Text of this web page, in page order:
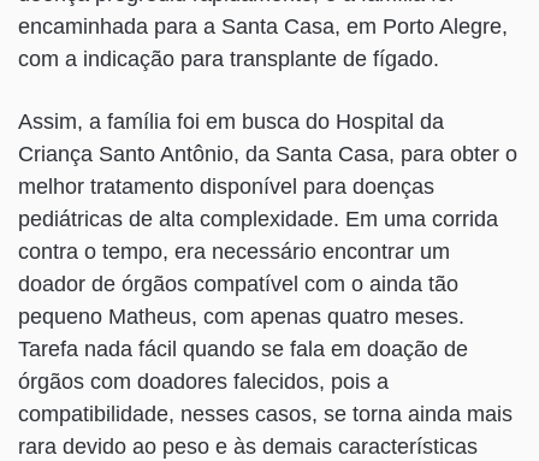
encaminhada para a Santa Casa, em Porto Alegre,
com a indicação para transplante de fígado.
Assim, a família foi em busca do Hospital da
Criança Santo Antônio, da Santa Casa, para obter o
melhor tratamento disponível para doenças
pediátricas de alta complexidade. Em uma corrida
contra o tempo, era necessário encontrar um
doador de órgãos compatível com o ainda tão
pequeno Matheus, com apenas quatro meses.
Tarefa nada fácil quando se fala em doação de
órgãos com doadores falecidos, pois a
compatibilidade, nesses casos, se torna ainda mais
rara devido ao peso e às demais características